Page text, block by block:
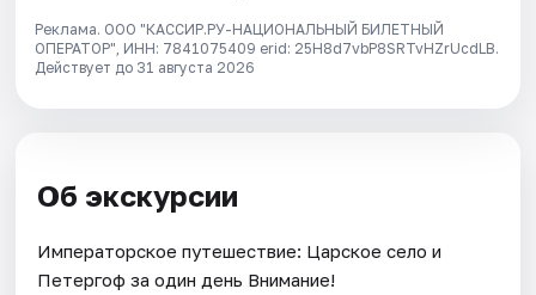
Реклама. ООО "КАССИР.РУ-НАЦИОНАЛЬНЫЙ БИЛЕТНЫЙ
ОПЕРАТОР", ИНН: 7841075409 erid: 25H8d7vbP8SRTvHZrUcdLB.
Действует до 31 августа 2026
Об экскурсии
Императорское путешествие: Царское село и
Петергоф за один день Внимание!